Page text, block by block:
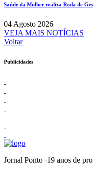
Saúde da Mulher realiza Roda de
04 Agosto 2026
VEJA MAIS NOTÍCIAS
Voltar
Publicidades
Jornal Ponto -19 anos de